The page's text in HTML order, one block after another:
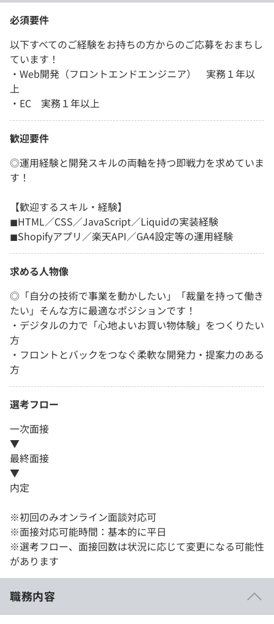
必須要件
以下すべてのご経験をお持ちの方からのご応募をおまちし
ています！
・Web開発（フロントエンドエンジニア） 実務１年以
上
・EC 実務１年以上
歓迎要件
◎運用経験と開発スキルの両軸を持つ即戦力を求めていま
す！
【歓迎するスキル・経験】
◼︎HTML／CSS／JavaScript／Liquidの実装経験
◼︎Shopifyアプリ／楽天API／GA4設定等の運用経験
求める人物像
◎「自分の技術で事業を動かしたい」「裁量を持って働き
たい」そんな方に最適なポジションです！
・デジタルの力で「心地よいお買い物体験」をつくりたい
方
・フロントとバックをつなぐ柔軟な開発力・提案力のある
方
選考フロー
一次面接
▼
最終面接
▼
内定
※初回のみオンライン面談対応可
※面接対応可能時間：基本的に平日
※選考フロー、面接回数は状況に応じて変更になる可能性
があります
職務内容